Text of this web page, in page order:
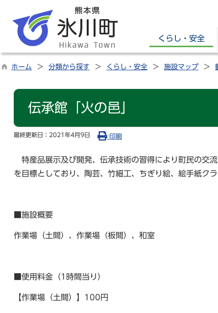
くらし・安全
ホーム 分類から探す くらし・安全 施設マップ
伝承館「火の邑」
最終更新日： 2021年4月9日 印刷
特産品展示及び開発、伝承技術の習得により町民の交
を目標としており、陶芸、竹細工、ちぎり絵、絵手紙ク
■施設概要
作業場（土間）、作業場（板間）、和室
■使用料金（1時間当り）
【作業場（土間）】100円